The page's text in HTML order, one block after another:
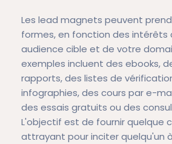
Les lead magnets peuvent
formes, en fonction des intérêts
audience cible et de votre
exemples incluent des ebooks,
rapports, des listes de
infographies, des cours par e-
des essais gratuits ou des
L'objectif est de fournir quelque
attrayant pour inciter quelqu'un